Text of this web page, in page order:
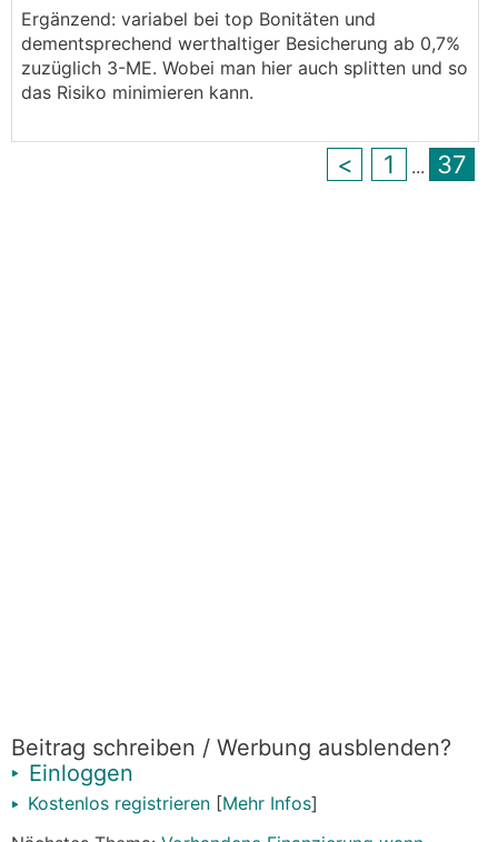
geschäftspolitischen Gründen verfolgt oder ein
Zeitfenster in einer vielleicht günstigen SWAP-
Situation nutzen kann.
Angaben wie gewohnt unverbindlich, da eine
konkrete Zusage erst nach Sichtung aller
Ergänzend: variabel bei top Bonitäten und
dementsprechend werthaltiger Besicherung ab 0,7%
zuzüglich 3-ME. Wobei man hier auch splitten und so
das Risiko minimieren kann.
< 1 ... 37
Beitrag schreiben / Werbung ausblenden?
Einloggen
Kostenlos registrieren [Mehr Infos]